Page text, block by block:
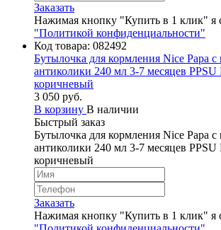
Заказать
Нажимая кнопку "Купить в 1 клик" я
"Политикой конфиденциальности"
Код товара: 082492
Бутылочка для кормления Nice Papa
антиколики 240 мл 3-7 месяцев
коричневый
3 050 руб.
В корзину В наличии
Быстрый заказ
Бутылочка для кормления Nice Papa
антиколики 240 мл 3-7 месяцев
коричневый
Заказать
Нажимая кнопку "Купить в 1 клик" я